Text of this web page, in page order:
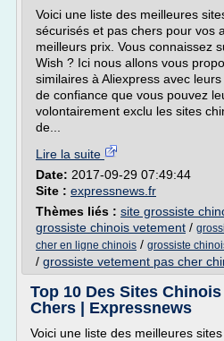
Voici une liste des meilleures
sécurisés et pas chers pour vos
meilleurs prix. Vous connaissez
Wish ? Ici nous allons vous
similaires à Aliexpress avec
de confiance que vous pouvez
volontairement exclu les sites
de...
Lire la suite
Date: 2017-09-29 07:49:44
Site : expressnews.fr
Thèmes liés : site grossiste
grossiste chinois vetement /
cher en ligne chinois / grossiste
/ grossiste vetement pas cher
Top 10 Des Sites
Chers | Expressnews
Voici une liste des meilleures